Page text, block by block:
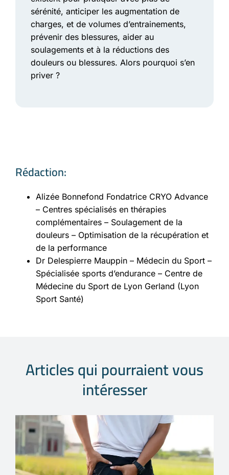
sérénité, anticiper les augmentation de
charges, et de volumes d’entrainements,
prévenir des blessures, aider au
soulagements et à la réductions des
douleurs ou blessures. Alors pourquoi s’en
priver ?
Rédaction:
Alizée Bonnefond Fondatrice CRYO Advance
– Centres spécialisés en thérapies
complémentaires – Soulagement de la
douleurs – Optimisation de la récupération et
de la performance
Dr Delespierre Mauppin – Médecin du Sport –
Spécialisée sports d’endurance – Centre de
Médecine du Sport de Lyon Gerland (Lyon
Sport Santé)
Articles qui pourraient vous
intéresser